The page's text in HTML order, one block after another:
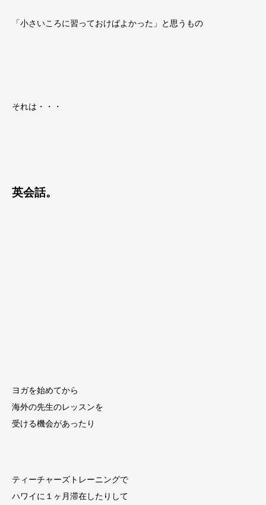
「小さいころに習っておけばよかった」と思うもの
それは・・・
英会話。
ヨガを始めてから
海外の先生のレッスンを
受ける機会があったり
ティーチャーズトレーニングで
ハワイに１ヶ月滞在したりして